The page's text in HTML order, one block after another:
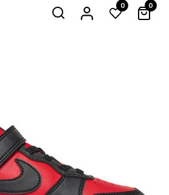
Search
0 0